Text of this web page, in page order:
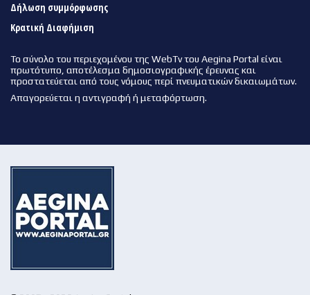
Δήλωση συμμόρφωσης
Κρατική Διαφήμιση
Το σύνολο του περιεχομένου της WebTv του Aegina Portal είναι
πρωτότυπο, αποτέλεσμα δημοσιογραφικής έρευνας και
προστατεύεται από τους νόμους περί πνευματικών δικαιωμάτων.
Απαγορεύεται η αντιγραφή ή μεταφόρτωση.